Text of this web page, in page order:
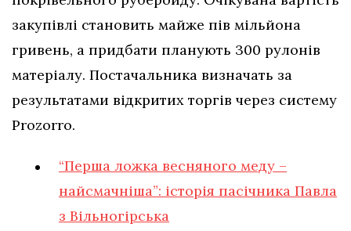
закупівлі становить майже пів мільйона
гривень, а придбати планують 300 рулонів
матеріалу. Постачальника визначать за
результатами відкритих торгів через систему
Prozorro.
“Перша ложка весняного меду –
найсмачніша”: історія пасічника Павла
з Вільногірська